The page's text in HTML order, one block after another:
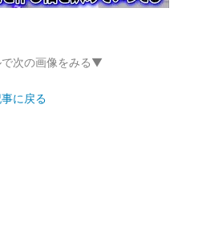
次の画像をみる▼
に戻る